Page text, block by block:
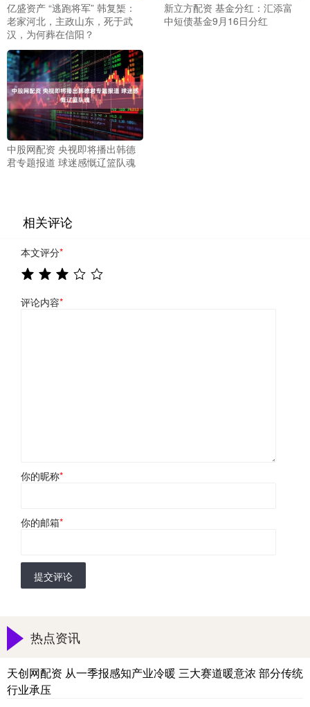
亿盛资产 “逃跑将军” 韩复榘：
老家河北，主政山东，死于武
汉，为何葬在信阳？
新立方配资 基金分红：汇添富
中短债基金9月16日分红
中股网配资 央视即将播出韩德
君专题报道 球迷感慨辽篮队魂
相关评论
本文评分*
评论内容*
你的昵称*
你的邮箱*
提交评论
热点资讯
天创网配资 从一季报感知产业冷暖 三大赛道暖意浓 部分传统
行业承压